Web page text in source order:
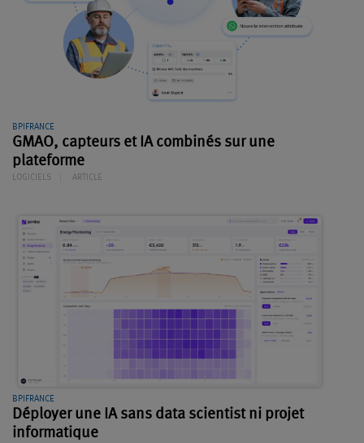
BPIFRANCE
GMAO, capteurs et IA combinés sur une
plateforme
LOGICIELS ARTICLE
BPIFRANCE
Déployer une IA sans data scientist ni projet
informatique